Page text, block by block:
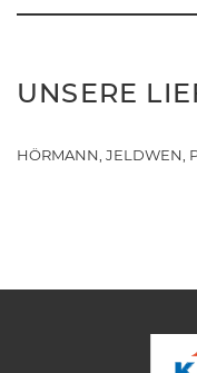
UNSERE
HÖRMANN, JELDWEN,